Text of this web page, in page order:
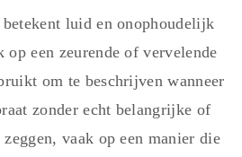
luid en onophoudelijk
op een zeurende of vervelende
om te beschrijven wanneer
zonder echt belangrijke of
vaak op een manier die